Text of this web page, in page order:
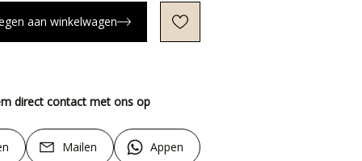
aan winkelwagen
direct contact met ons op
Mailen Appen